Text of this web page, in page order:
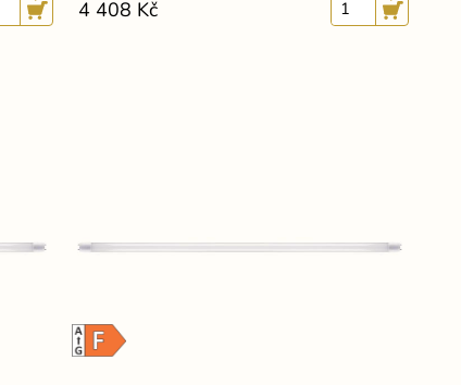
4 408 Kč